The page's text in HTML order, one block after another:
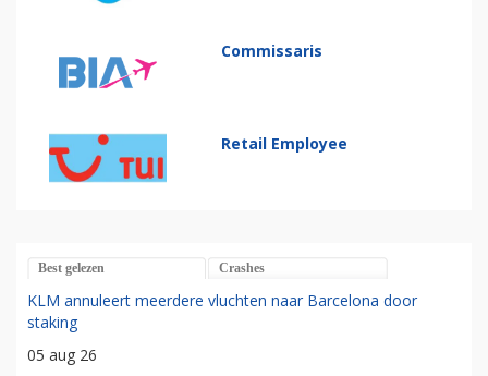
Commissaris
Retail Employee
Best gelezen Crashes
KLM annuleert meerdere vluchten naar Barcelona door
staking
05 aug 26